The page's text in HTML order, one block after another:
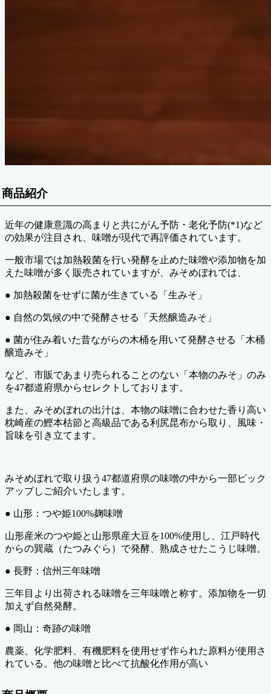
商品紹介
近年の健康意識の高まりと共にがん予防・老化予防(*1)など
の効果が注目され、味噌が現代で再評価されています。
一般市場では加熱殺菌を行い発酵を止めた味噌や添加物を加
えた味噌が多く販売されていますが、みそめぼれでは、
● 加熱殺菌をせずに菌が生きている「生みそ」
● 自然の気候の中で発酵させる「天然醸造みそ」
● 菌が住み着いた昔ながらの木桶を用いて発酵させる「木桶
醸造みそ」
など、市販であまり売られることのない「本物のみそ」のみ
を47都道府県からセレクトしております。
また、みそめぼれの出汁は、本物の味噌に合わせた香り高い
枕崎産の鰹本枯節と高級品である利尻昆布から取り、風味・
旨味を引き立てます。
みそめぼれで取り扱う47都道府県の味噌の中から一部ピック
アップしご紹介いたします。
● 山形：つや姫100%麹味噌
山形産米のつや姫と山形県産大豆を100%使用し、江戸時代
からの巽蔵（たつみぐら）で発酵、熟成させたこうじ味噌。
● 長野：信州三年味噌
三年目より出荷される味噌を三年味噌と称す。添加物を一切
加えず自然発酵。
● 岡山：奇跡の味噌
農薬、化学肥料、有機肥料を使用せず作られた原料が使用さ
れている。他の味噌と比べて抗酸化作用が高い